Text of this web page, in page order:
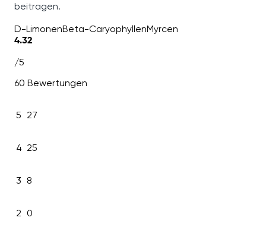
beitragen.
D-LimonenBeta-CaryophyllenMyrcen
4.32
/5
60 Bewertungen
5 27
4 25
3 8
2 0